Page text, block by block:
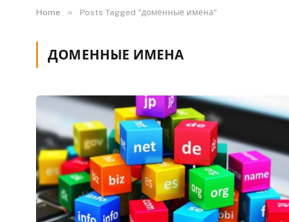
Home » Posts Tagged "доменные имена"
ДОМЕННЫЕ ИМЕНА